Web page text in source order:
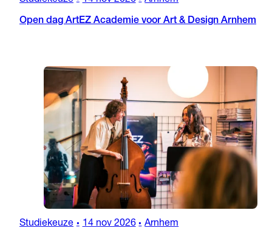
Open dag ArtEZ Academie voor Art & Design Arnhem
Studiekeuze • 14 nov 2026 • Arnhem